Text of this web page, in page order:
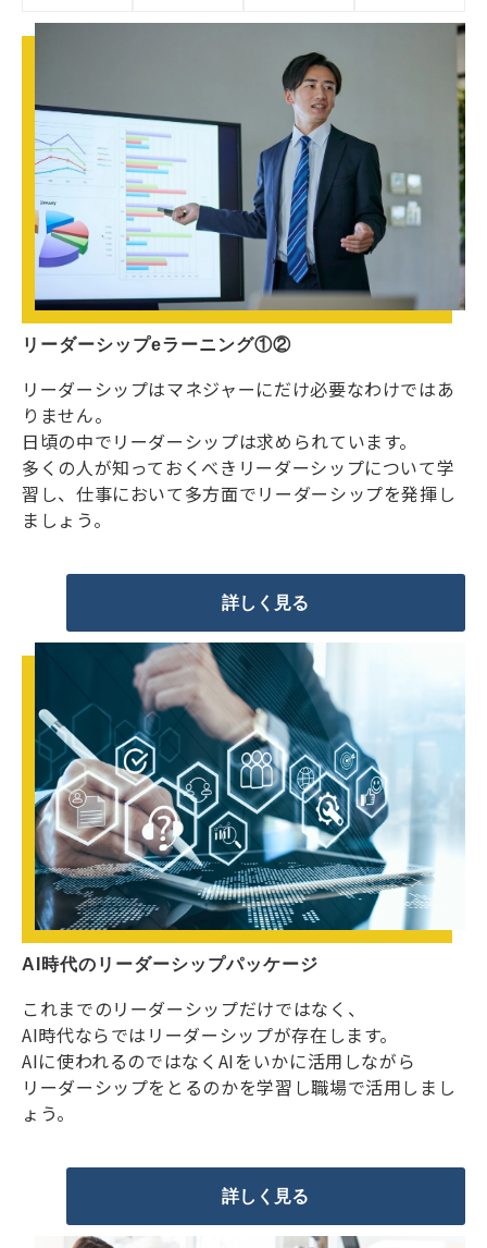
リーダーシップeラーニング①②
リーダーシップはマネジャーにだけ必要なわけではあ
りません。
日頃の中でリーダーシップは求められています。
多くの人が知っておくべきリーダーシップについて学
習し、仕事において多方面でリーダーシップを発揮し
ましょう。
詳しく見る
AI時代のリーダーシップパッケージ
これまでのリーダーシップだけではなく、
AI時代ならではリーダーシップが存在します。
AIに使われるのではなくAIをいかに活用しながら
リーダーシップをとるのかを学習し職場で活用しまし
ょう。
詳しく見る